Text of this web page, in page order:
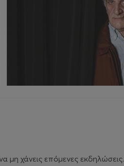
μη χάνεις επόμενες εκδηλώσεις.